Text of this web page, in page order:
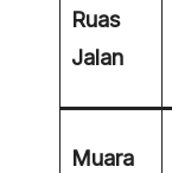
Ruas
Jalan
Muara